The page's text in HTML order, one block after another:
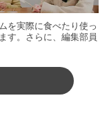
を実際に食べたり使っ
す。さらに、編集部員